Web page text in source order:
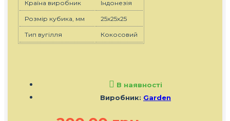
Країна виробник Індонезія
Розмір кубика, мм 25х25х25
Тип вугілля Кокосовий
В наявності
Виробник: Garden